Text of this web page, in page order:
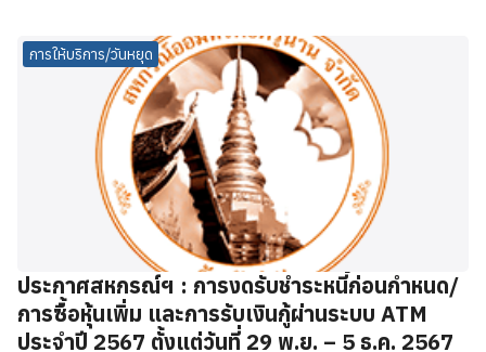
การให้บริการ/วันหยุด
ประกาศสหกรณ์ฯ : การงดรับชำระหนี้ก่อนกำหนด/
การซื้อหุ้นเพิ่ม และการรับเงินกู้ผ่านระบบ ATM
ประจำปี 2567 ตั้งแต่วันที่ 29 พ.ย. – 5 ธ.ค. 2567